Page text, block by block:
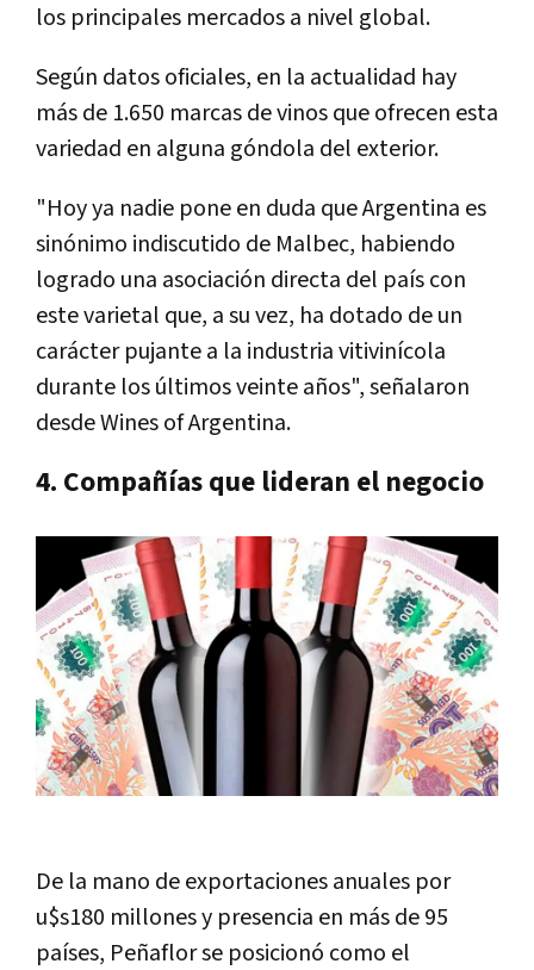
los principales mercados a nivel global.
Según datos oficiales, en la actualidad hay
más de 1.650 marcas de vinos que ofrecen esta
variedad en alguna góndola del exterior.
"Hoy ya nadie pone en duda que Argentina es
sinónimo indiscutido de Malbec, habiendo
logrado una asociación directa del país con
este varietal que, a su vez, ha dotado de un
carácter pujante a la industria vitivinícola
durante los últimos veinte años", señalaron
desde Wines of Argentina.
4. Compañías que lideran el negocio
De la mano de exportaciones anuales por
u$s180 millones y presencia en más de 95
países, Peñaflor se posicionó como el